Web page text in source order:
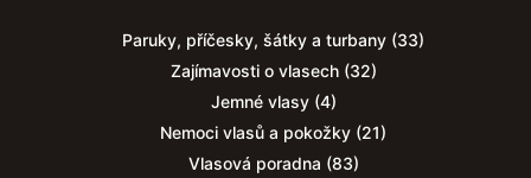
Paruky, příčesky, šátky a turbany (33)
Zajímavosti o vlasech(32)
Jemné vlasy(4)
Nemoci vlasů a pokožky (21)
Vlasová poradna (83)